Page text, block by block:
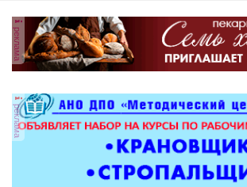
Объявления Недвижимость
Транспорт
реклама
реклама